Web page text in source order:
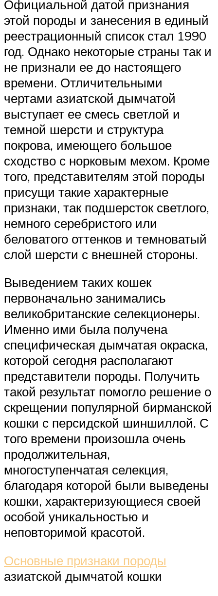
Официальной датой признания
этой породы и занесения в единый
реестрационный список стал 1990
год. Однако некоторые страны так и
не признали ее до настоящего
времени. Отличительными
чертами азиатской дымчатой
выступает ее смесь светлой и
темной шерсти и структура
покрова, имеющего большое
сходство с норковым мехом. Кроме
того, представителям этой породы
присущи такие характерные
признаки, так подшерсток светлого,
немного серебристого или
беловатого оттенков и темноватый
слой шерсти с внешней стороны.
Выведением таких кошек
первоначально занимались
великобританские селекционеры.
Именно ими была получена
специфическая дымчатая окраска,
которой сегодня располагают
представители породы. Получить
такой результат помогло решение о
скрещении популярной бирманской
кошки с персидской шиншиллой. С
того времени произошла очень
продолжительная,
многоступенчатая селекция,
благодаря которой были выведены
кошки, характеризующиеся своей
особой уникальностью и
неповторимой красотой.
Основные признаки породы
азиатской дымчатой кошки